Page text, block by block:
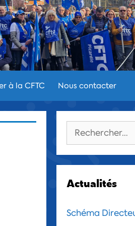
à la CFTC Nous contacter
Rechercher :
Actualités
Schéma